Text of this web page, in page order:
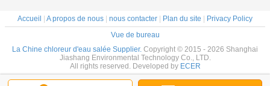
Accueil A propos de nous nous contacter Plan du site
Privacy Policy
Vue de bureau
La Chine chloreur d'eau salée Supplier. Copyright © 2015 - 2026 Shanghai
Jiashang Environmental Technology Co., LTD.
All rights reserved. Developed by ECER